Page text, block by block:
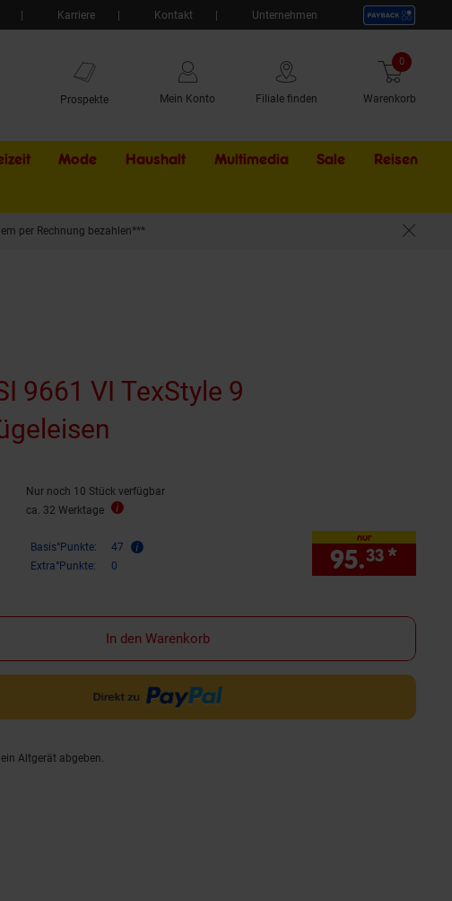
Karriere Kontakt Unternehmen
Prospekte Mein Konto Filiale finden Warenkorb
0 Artikel
Mode Haushalt Multimedia Sale Externer
Reisen
per Rechnung bezahlen***
9661 VI TexStyle 9
Nur noch 10 Stück verfügbar
ca. 32 Werktage
Basis°Punkte:
47
Extra°Punkte:
0
nur
95.33 *
In den Warenkorb
Altgerät abgeben.